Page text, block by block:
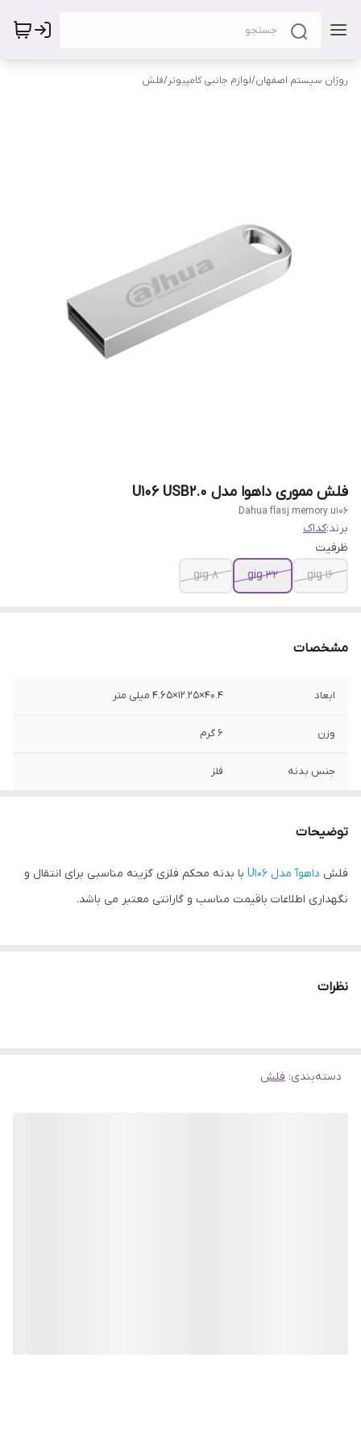
روژان سیستم اصفهان/لوازم جانبی کامپیوتر/فلش
فلش مموری داهوا مدل U106 USB2.0
Dahua flasj memory u106
برند:کداک
ظرفیت
16 gig
32 gig
8 gig
مشخصات
ابعاد 40.4×12.25×4.65 میلی متر
وزن 6 گرم
جنس بدنه فلز
اطلاعات
توضیحات
فلش داهوآ مدل U106
با بدنه محکم فلزی گزینه مناسبی برای انتقال و
نگهداری اطلاعات باقیمت مناسب و گارانتی معتبر می باشد.
نظرات
دسته‌بندی: فلش